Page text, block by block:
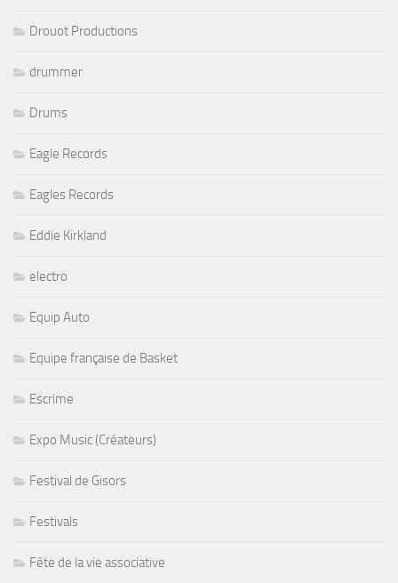
Drouot Productions
drummer
Drums
Eagle Records
Eagles Records
Eddie Kirkland
electro
Equip Auto
Equipe française de Basket
Escrime
Expo Music (Créateurs)
Festival de Gisors
Festivals
Fête de la vie associative